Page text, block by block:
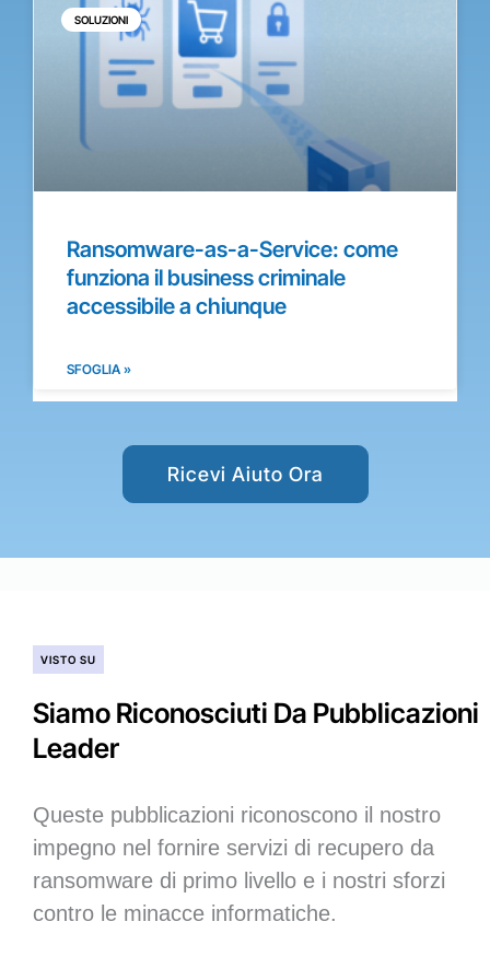
SOLUZIONI
Ransomware-as-a-Service: come
funziona il business criminale
accessibile a chiunque
SFOGLIA »
Ricevi Aiuto Ora
VISTO SU
Siamo Riconosciuti Da Pubblicazioni
Leader
Queste pubblicazioni riconoscono il nostro
impegno nel fornire servizi di recupero da
ransomware di primo livello e i nostri sforzi
contro le minacce informatiche.